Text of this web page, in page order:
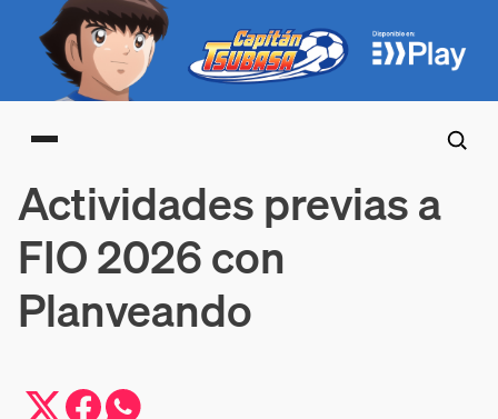
Main menu
Actividades previas a
FIO 2026 con
Planveando